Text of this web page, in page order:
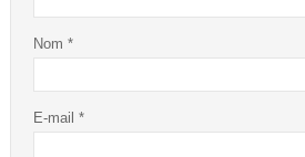
Nom *
E-mail *